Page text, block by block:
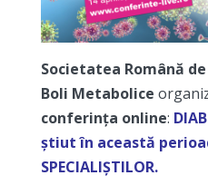
Societatea Română
Boli Metabolice
conferința online:
știut în această
SPECIALIȘTILOR.